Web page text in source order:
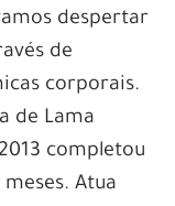
despertar
de
corporais.
de Lama
completou
Atua